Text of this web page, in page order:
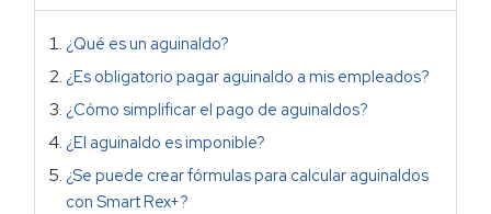
¿Qué es un aguinaldo?
¿Es obligatorio pagar aguinaldo a mis empleados?
¿Cómo simplificar el pago de aguinaldos?
¿El aguinaldo es imponible?
¿Se puede crear fórmulas para calcular aguinaldos
con Smart Rex+?